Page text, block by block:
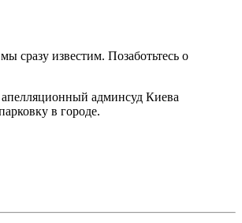
сразу известим. Позаботьтесь о
админсуд Киева
в городе.